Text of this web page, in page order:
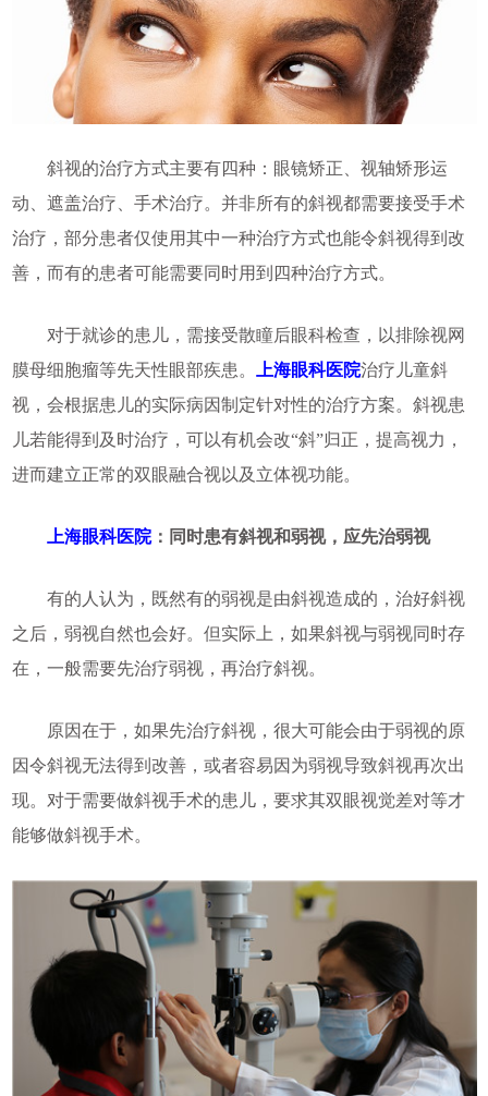
斜视的治疗方式主要有四种：眼镜矫正、视轴矫形运
动、遮盖治疗、手术治疗。并非所有的斜视都需要接受手术
治疗，部分患者仅使用其中一种治疗方式也能令斜视得到改
善，而有的患者可能需要同时用到四种治疗方式。
对于就诊的患儿，需接受散瞳后眼科检查，以排除视网
膜母细胞瘤等先天性眼部疾患。
上海眼科医院治疗儿童斜
视，会根据患儿的实际病因制定针对性的治疗方案。斜视患
儿若能得到及时治疗，可以有机会改“斜”归正，提高视力，
进而建立正常的双眼融合视以及立体视功能。
上海眼科医院：同时患有斜视和弱视，应先治弱视
有的人认为，既然有的弱视是由斜视造成的，治好斜视
之后，弱视自然也会好。但实际上，如果斜视与弱视同时存
在，一般需要先治疗弱视，再治疗斜视。
原因在于，如果先治疗斜视，很大可能会由于弱视的原
因令斜视无法得到改善，或者容易因为弱视导致斜视再次出
现。对于需要做斜视手术的患儿，要求其双眼视觉差对等才
能够做斜视手术。